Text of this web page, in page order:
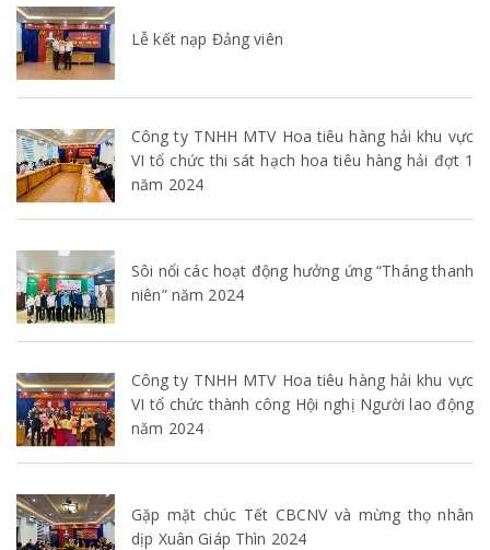
Lễ kết nạp Đảng viên
Công ty TNHH MTV Hoa tiêu hàng hải khu vực
VI tổ chức thi sát hạch hoa tiêu hàng hải đợt 1
năm 2024
Sôi nổi các hoạt động hưởng ứng “Tháng thanh
niên” năm 2024
Công ty TNHH MTV Hoa tiêu hàng hải khu vực
VI tổ chức thành công Hội nghị Người lao động
năm 2024
Gặp mặt chúc Tết CBCNV và mừng thọ nhân
dịp Xuân Giáp Thìn 2024